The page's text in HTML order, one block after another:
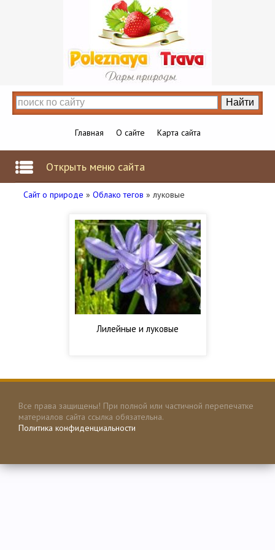
Главная О сайте Карта сайта
Открыть меню сайта
Сайт о природе » Облако тегов » луковые
Лилейные и луковые
Все права защищены! При полной или частичной перепечатке
материалов сайта ссылка обязательна.
Политика конфиденциальности